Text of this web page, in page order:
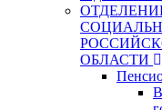
ОБЛАСТИ